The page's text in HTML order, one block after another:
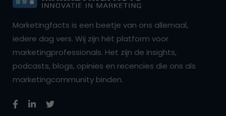
Marketingfacts is een beetje van ons allemaal,
iedere dag vers. Wij zijn hét platform voor
marketingprofessionals. Het zijn de insights,
podcasts, blogs, opinies en recencies die ons als
marketingcommunity binden.